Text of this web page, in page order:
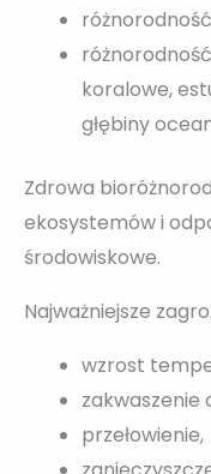
koralowe,
głębiny
Zdrowa
ekosystemów i
środowiskowe.
Najważniejsze
wzrost
zakwaszenie
przełowienie,